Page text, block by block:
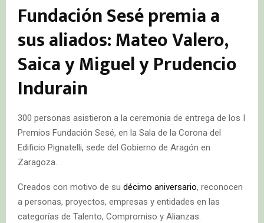
Fundación Sesé premia a
sus aliados: Mateo Valero,
Saica y Miguel y Prudencio
Indurain
300 personas asistieron a la ceremonia de entrega de los I
Premios Fundación Sesé, en la Sala de la Corona del
Edificio Pignatelli, sede del Gobierno de Aragón en
Zaragoza.
Creados con motivo de su décimo aniversario, reconocen
a personas, proyectos, empresas y entidades en las
categorías de Talento, Compromiso y Alianzas.